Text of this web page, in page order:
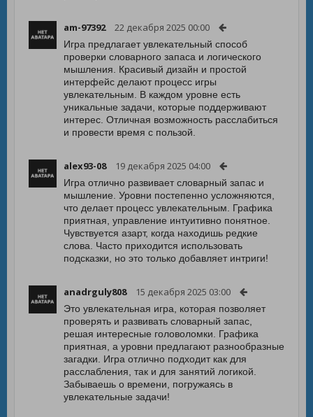
am-97392 22 декабря 2025 00:00
Игра предлагает увлекательный способ
проверки словарного запаса и логического
мышления. Красивый дизайн и простой
интерфейс делают процесс игры
увлекательным. В каждом уровне есть
уникальные задачи, которые поддерживают
интерес. Отличная возможность расслабиться
и провести время с пользой.
alex93-08 19 декабря 2025 04:00
Игра отлично развивает словарный запас и
мышление. Уровни постепенно усложняются,
что делает процесс увлекательным. Графика
приятная, управление интуитивно понятное.
Чувствуется азарт, когда находишь редкие
слова. Часто приходится использовать
подсказки, но это только добавляет интриги!
anadrguly808 15 декабря 2025 03:00
Это увлекательная игра, которая позволяет
проверять и развивать словарный запас,
решая интересные головоломки. Графика
приятная, а уровни предлагают разнообразные
загадки. Игра отлично подходит как для
расслабления, так и для занятий логикой.
Забываешь о времени, погружаясь в
увлекательные задачи!